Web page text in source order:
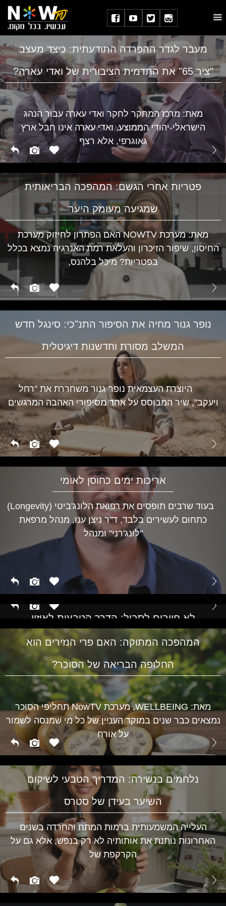
מעבר לגדר ההפרדה התודעתית: כיצד מעצב
"ציר 65" את התדמית הציבורית של ואדי עארה?
מרכז ואדי עארה
מאת: מרכז המחקר לחקר ואדי עארה עבור הנהג
הישראלי-יהודי הממוצע, ואדי עארה אינו חבל ארץ
גאוגרפי, אלא רצף
פטריות אחרי הגשם: המהפכה הבריאותית
שמגיעה מעומק היער
מאת: מערכת NOWTV האם הפתרון לחיזוק מערכת
החיסון, שיפור הזיכרון והעלאת רמת האנרגיה נמצא בכלל
בפטריות? מיכל בלהנס,
נופר גנור מחיה את הסיפור התנ"כי: סינגל חדש
המשלב מסורת וחדשנות דיגיטלית
תרבות
היוצרת העצמאית נופר גנור משחררת את "רחל
ויעקב", שיר המבוסס על אחד מסיפורי האהבה המרגשים
אריכות ימים כחוסן לאומי
בעוד שרבים תופסים את רפואת הלונג'ביטי (Longevity)
כתחום לעשירים בלבד, ד"ר ניצן ענו, מנהל מרפאת
"לונג'רני" ומנהל
לא חייבים לסבול: הדרך הטבעית לאיזון
הורמונלי בכל גיל
WELLBEING
מגלי חום בגיל המעבר ועד לתסמיני PMS אצל נערות –
השינויים ההורמונליים משפיעים על מצב הרוח, השינה
המהפכה המתוקה: האם פרי הנזירים הוא
החלופה הבריאה של הסוכר?
WELLBEING
מאת: WELLBEING, מערכת NowTV תחליפי הסוכר
נמצאים כבר שנים במוקד העניין של כל מי שמנסה לשמור
על אורח
נלחמים בנשירה: המדריך הטבעי לשיקום
השיער בעידן של סטרס
העלייה המשמעותית ברמות המתח והחרדה בשנים
האחרונות נותנת את אותותיה לא רק בנפש, אלא גם על
הקרקפת של